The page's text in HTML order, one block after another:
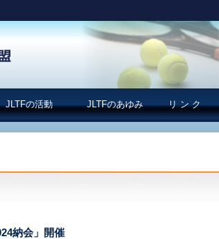
JLTFの活動 JLTFのあゆみ リ ン ク
納会」開催